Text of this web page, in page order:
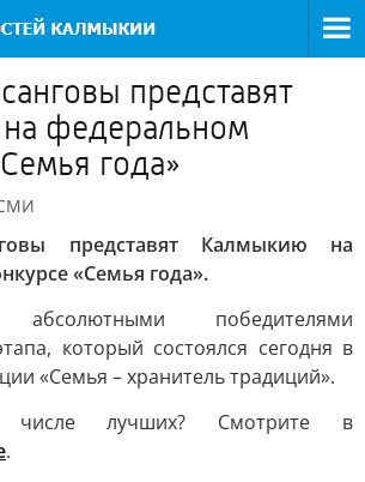
представят
федеральном
года»
представят Калмыкию на
«Семья года».
победителями
который состоялся сегодня в
«Семья – хранитель традиций».
лучших? Смотрите в
.